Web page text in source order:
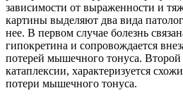
зависимости от выраженности и
картины выделяют два вида
нее. В первом случае болезнь
гипокретина и сопровождается
потерей мышечного тонуса. Второй
катаплексии, характеризуется
потери мышечного тонуса.